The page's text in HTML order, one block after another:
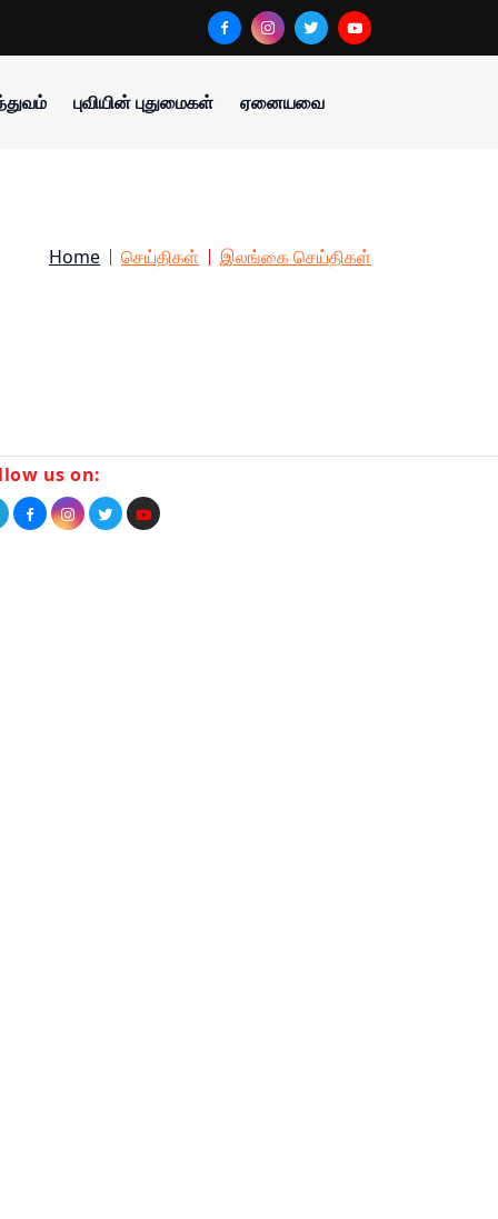
புவியின் புதுமைகள் ஏனையவை
Home செய்திகள் இலங்கை செய்திகள்
us on: